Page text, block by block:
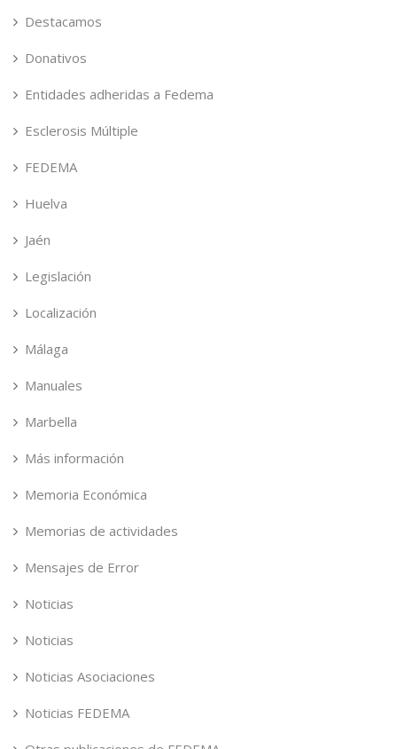
Destacamos
Donativos
Entidades adheridas a Fedema
Esclerosis Múltiple
FEDEMA
Huelva
Jaén
Legislación
Localización
Málaga
Manuales
Marbella
Más información
Memoria Económica
Memorias de actividades
Mensajes de Error
Noticias
Noticias
Noticias Asociaciones
Noticias FEDEMA